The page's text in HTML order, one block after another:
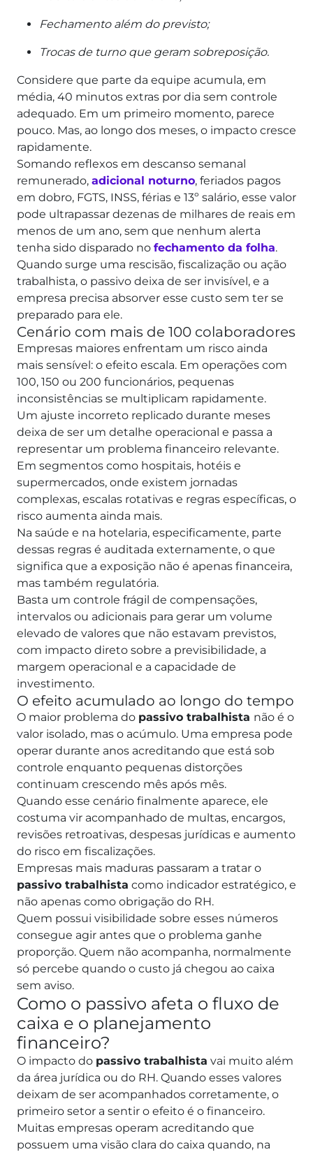
Fechamento além do previsto;
Trocas de turno que geram sobreposição.
Considere que parte da equipe acumula, em
média, 40 minutos extras por dia sem controle
adequado. Em um primeiro momento, parece
pouco. Mas, ao longo dos meses, o impacto cresce
rapidamente.
Somando reflexos em descanso semanal
remunerado, adicional noturno, feriados pagos
em dobro, FGTS, INSS, férias e 13º salário, esse valor
pode ultrapassar dezenas de milhares de reais em
menos de um ano, sem que nenhum alerta
tenha sido disparado no fechamento da folha.
Quando surge uma rescisão, fiscalização ou ação
trabalhista, o passivo deixa de ser invisível, e a
empresa precisa absorver esse custo sem ter se
preparado para ele.
Cenário com mais de 100 colaboradores
Empresas maiores enfrentam um risco ainda
mais sensível: o efeito escala. Em operações com
100, 150 ou 200 funcionários, pequenas
inconsistências se multiplicam rapidamente.
Um ajuste incorreto replicado durante meses
deixa de ser um detalhe operacional e passa a
representar um problema financeiro relevante.
Em segmentos como hospitais, hotéis e
supermercados, onde existem jornadas
complexas, escalas rotativas e regras específicas, o
risco aumenta ainda mais.
Na saúde e na hotelaria, especificamente, parte
dessas regras é auditada externamente, o que
significa que a exposição não é apenas financeira,
mas também regulatória.
Basta um controle frágil de compensações,
intervalos ou adicionais para gerar um volume
elevado de valores que não estavam previstos,
com impacto direto sobre a previsibilidade, a
margem operacional e a capacidade de
investimento.
O efeito acumulado ao longo do tempo
O maior problema do passivo trabalhista não é o
valor isolado, mas o acúmulo. Uma empresa pode
operar durante anos acreditando que está sob
controle enquanto pequenas distorções
continuam crescendo mês após mês.
Quando esse cenário finalmente aparece, ele
costuma vir acompanhado de multas, encargos,
revisões retroativas, despesas jurídicas e aumento
do risco em fiscalizações.
Empresas mais maduras passaram a tratar o
passivo trabalhista como indicador estratégico, e
não apenas como obrigação do RH.
Quem possui visibilidade sobre esses números
consegue agir antes que o problema ganhe
proporção. Quem não acompanha, normalmente
só percebe quando o custo já chegou ao caixa
sem aviso.
Como o passivo afeta o fluxo de
caixa e o planejamento
financeiro?
O impacto do passivo trabalhista vai muito além
da área jurídica ou do RH. Quando esses valores
deixam de ser acompanhados corretamente, o
primeiro setor a sentir o efeito é o financeiro.
Muitas empresas operam acreditando que
possuem uma visão clara do caixa quando, na